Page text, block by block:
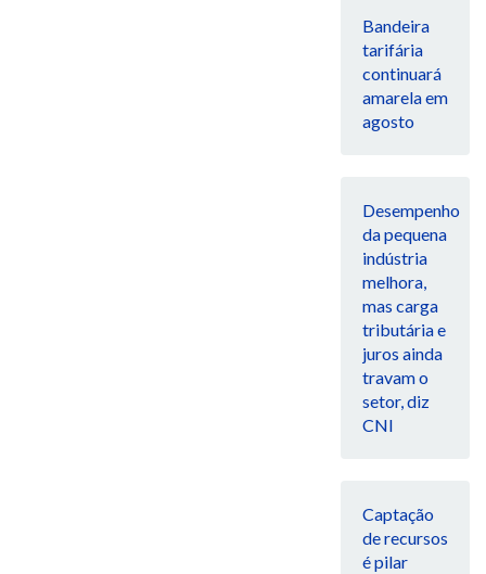
Bandeira
tarifária
continuará
amarela em
agosto
Desempenho
da pequena
indústria
melhora,
mas carga
tributária e
juros ainda
travam o
setor, diz
CNI
Captação
de recursos
é pilar